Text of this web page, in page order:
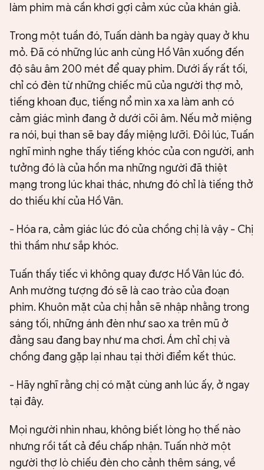
làm phim mà cần khơi gợi cảm xúc của khán giả.
Trong một tuần đó, Tuấn dành ba ngày quay ở khu
mỏ. Đã có những lúc anh cùng Hồ Vân xuống đến
độ sâu âm 200 mét để quay phim. Dưới ấy rất tối,
chỉ có đèn từ những chiếc mũ của người thợ mỏ,
tiếng khoan đục, tiếng nổ mìn xa xa làm anh có
cảm giác mình đang ở dưới cõi âm. Nếu mở miệng
ra nói, bụi than sẽ bay đầy miệng lưỡi. Đôi lúc, Tuấn
nghĩ mình nghe thấy tiếng khóc của con người, anh
tưởng đó là của hồn ma những người đã thiệt
mạng trong lúc khai thác, nhưng đó chỉ là tiếng thở
do thiếu khí của Hồ Vân.
- Hóa ra, cảm giác lúc đó của chồng chị là vậy - Chị
thì thầm như sắp khóc.
Tuấn thấy tiếc vì không quay được Hồ Vân lúc đó.
Anh mường tượng đó sẽ là cao trào của đoạn
phim. Khuôn mặt của chị hẳn sẽ nhập nhằng trong
sáng tối, những ánh đèn như sao xa trên mũ ở
đằng sau đang bay như ma chơi. Ám chỉ chị và
chồng đang gặp lại nhau tại thời điểm kết thúc.
- Hãy nghĩ rằng chị có mặt cùng anh lúc ấy, ở ngay
tại đây.
Mọi người nhìn nhau, không biết lòng họ thế nào
nhưng rồi tất cả đều chấp nhận. Tuấn nhờ một
người thợ lò chiếu đèn cho cảnh thêm sáng, về